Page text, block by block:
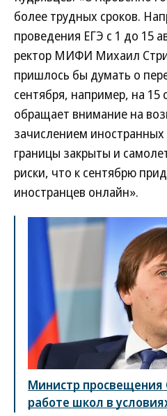
более трудных сроков.
проведения ЕГЭ с 1 до 15
ректор МИФИ Михаил
пришлось бы думать о
сентября, например, на 15
обращает внимание на
зачислением иностранных
границы закрыты и
риски, что к сентябрю
иностранцев онлайн».
Министр просвещения
работе школ в